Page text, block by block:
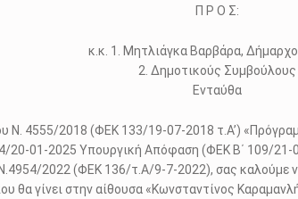
Π Ρ Ο Σ:
κ.κ. 1. Μητλιάγκα Βαρβάρα,
2. Δημοτικούς Συμβούλους
Ενταύθα
Ν. 4555/2018 (ΦΕΚ 133/19-07-2018 τ.Α’)
01-2025 Υπουργική Απόφαση (ΦΕΚ Β΄ 109/21-
2022 (ΦΕΚ 136/τ.Α/9-7-2022), σας καλούμε
θα γίνει στην αίθουσα «Κωνσταντίνος